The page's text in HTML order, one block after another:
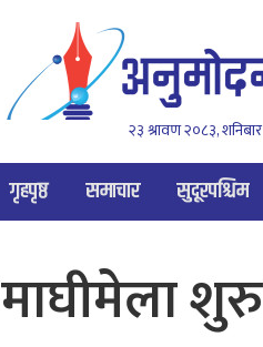
२३ श्रावण २०८३, शनिबार
गृहपृष्ठ समाचार सुदूरपश्चिम
माघीमेला शुरु